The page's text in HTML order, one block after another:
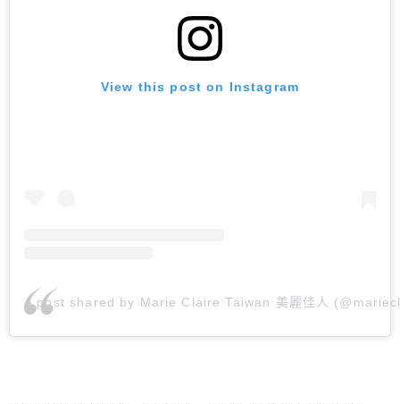
View this post on Instagram
A post shared by Marie Claire Taiwan 美麗佳人